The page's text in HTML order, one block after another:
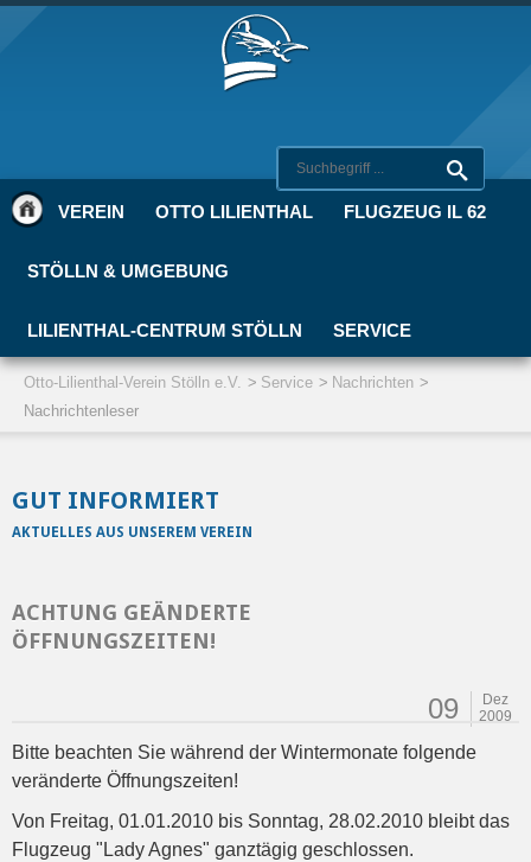
VEREIN OTTO LILIENTHAL FLUGZEUG IL 62
STÖLLN & UMGEBUNG
LILIENTHAL-CENTRUM STÖLLN SERVICE
Otto-Lilienthal-Verein Stölln e.V. Service
Nachrichten
Nachrichtenleser
GUT INFORMIERT
AKTUELLES AUS UNSEREM VEREIN
ACHTUNG GEÄNDERTE
ÖFFNUNGSZEITEN!
09
Dez
2009
Bitte beachten Sie während der Wintermonate folgende
veränderte Öffnungszeiten!
Von Freitag, 01.01.2010 bis Sonntag, 28.02.2010 bleibt das
Flugzeug "Lady Agnes" ganztägig geschlossen.